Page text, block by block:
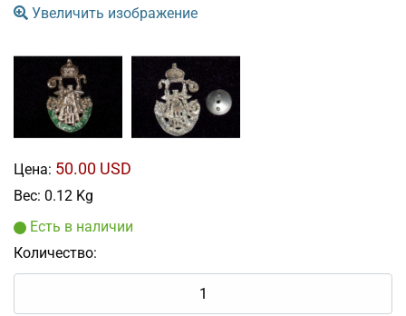
Увеличить изображение
Цена: 50.00 USD
Вес: 0.12 Kg
Есть в наличии
Количество: